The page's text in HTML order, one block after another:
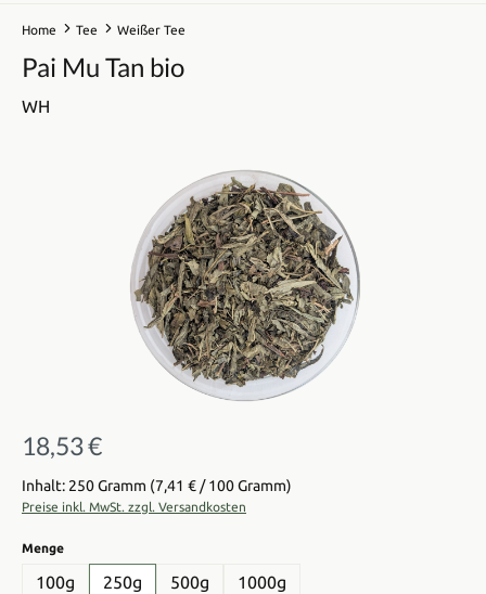
Home Tee Weißer Tee
Pai Mu Tan bio
WH
Bildergalerie überspringen
Regulärer Preis:
18,53 €
Inhalt: 250 Gramm (7,41 € / 100 Gramm)
Preise inkl. MwSt. zzgl. Versandkosten
Mengeauswählen
100g 250g 500g 1000g